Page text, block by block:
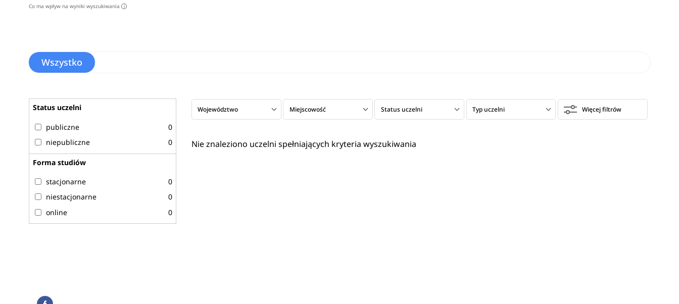
Co ma wpływ na wyniki wyszukiwania i
Wszystko
Województwo Miejscowość Status uczelni Typ uczelni Więcej filtrów
Nie znaleziono uczelni spełniających kryteria wyszukiwania
Status uczelni
publiczne
0
niepubliczne
0
Forma studiów
stacjonarne
0
niestacjonarne
0
online
0